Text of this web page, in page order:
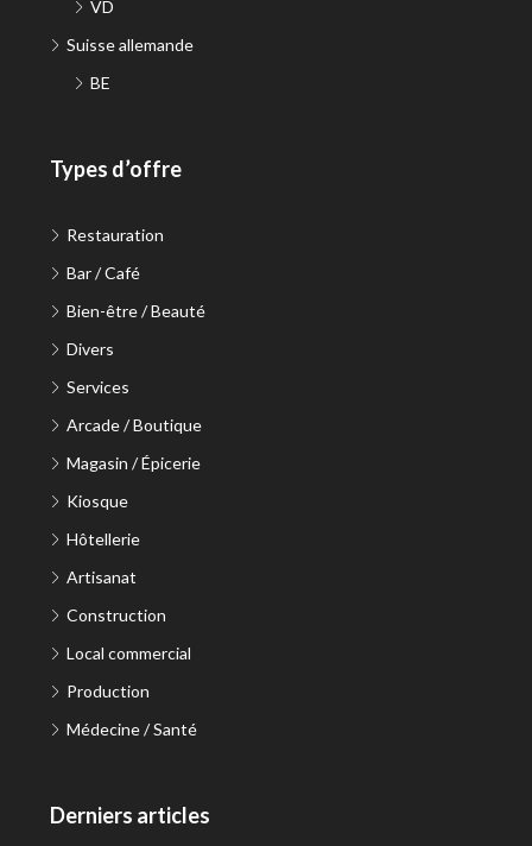
VD
Suisse allemande
BE
Types d’offre
Restauration
Bar / Café
Bien-être / Beauté
Divers
Services
Arcade / Boutique
Magasin / Épicerie
Kiosque
Hôtellerie
Artisanat
Construction
Local commercial
Production
Médecine / Santé
Derniers articles